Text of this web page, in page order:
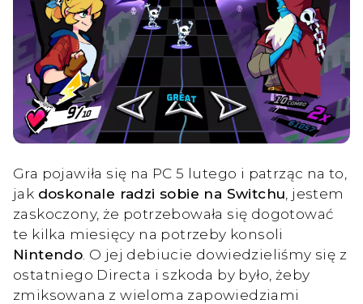
Gra pojawiła się na PC 5 lutego i patrząc na to,
jak doskonale radzi sobie na Switchu , jestem
zaskoczony, że potrzebowała się dogotować
te kilka miesięcy na potrzeby konsoli
Nintendo . O jej debiucie dowiedzieliśmy się z
ostatniego Directa i szkoda by było, żeby
zmiksowana z wieloma zapowiedziami